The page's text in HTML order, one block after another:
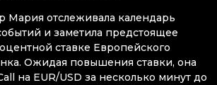
Мария отслеживала календарь
и заметила предстоящее
ставке Европейского
Ожидая повышения ставки, она
на EUR/USD за несколько минут до